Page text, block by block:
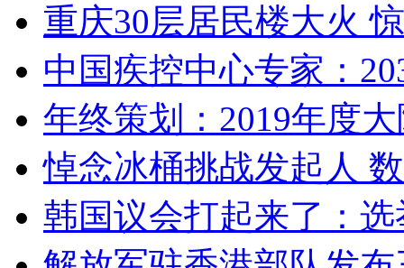
重庆30层居民楼大火
中国疾控中心专家：
年终策划：2019年度
悼念冰桶挑战发起人
韩国议会打起来了：